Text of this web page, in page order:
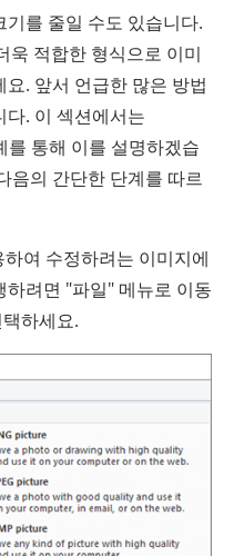
를 줄일 수도 있습니다.
욱 적합한 형식으로 이미
. 앞서 언급한 많은 방법
다. 이 섹션에서는
통해 이를 설명하겠습
음의 간단한 단계를 따르
여 수정하려는 이미지에
려면 "파일" 메뉴로 이동
하세요.